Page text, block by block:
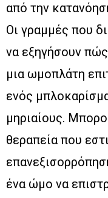
από την
Οι γραμμές που
να εξηγήσουν
μια ωμοπλάτη
ενός
μηριαίους.
θεραπεία που
ένα ώμο να